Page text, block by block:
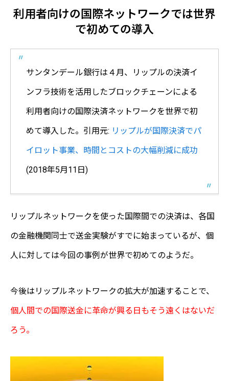
利用者向けの国際ネットワークでは世界
で初めての導入
サンタンデール銀行は４月、リップルの決済イ
ンフラ技術を活用したブロックチェーンによる
利用者向けの国際決済ネットワークを世界で初
めて導入した。引用元: リップルが国際決済でパ
イロット事業、時間とコストの大幅削減に成功
(2018年5月11日)
リップルネットワークを使った国際間での決済は、各国
の金融機関同士で送金実験がすでに始まっているが、個
人に対しては今回の事例が世界で初めてのようだ。
今後はリップルネットワークの拡大が加速することで、
個人間での国際送金に革命が興る日もそう遠くはないだ
ろう。